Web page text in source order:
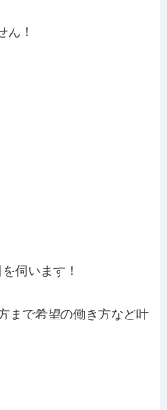
ん！
伺います！
まで希望の働き方など叶